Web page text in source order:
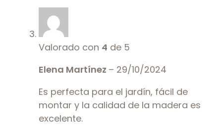
Valorado con 4 de 5
Elena Martínez – 29/10/2024
Es perfecta para el jardín, fácil de
montar y la calidad de la madera es
excelente.